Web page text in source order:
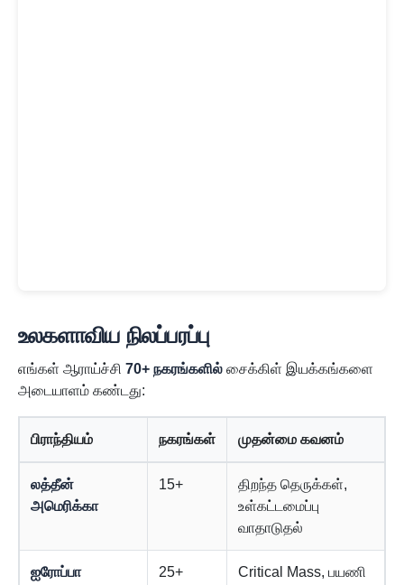
உலகளாவிய நிலப்பரப்பு
எங்கள் ஆராய்ச்சி 70+ நகரங்களில் சைக்கிள் இயக்கங்களை
அடையாளம் கண்டது:
பிராந்தியம் நகரங்கள் முதன்மை கவனம்
லத்தீன்
அமெரிக்கா
15+
திறந்த தெருக்கள்,
உள்கட்டமைப்பு
வாதாடுதல்
ஐரோப்பா 25+
Critical Mass, பயணி